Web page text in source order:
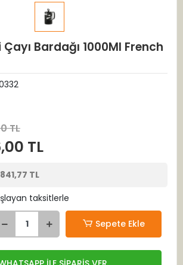
Bardağı 1000Ml French
TL
TL
841,77 TL
taksitlerle
Sepete Ekle